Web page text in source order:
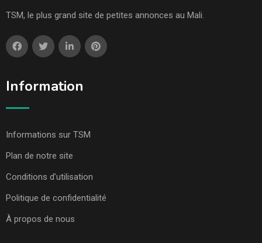
TSM, le plus grand site de petites annonces au Mali.
Information
Informations sur TSM
Plan de notre site
Conditions d’utilisation
Politique de confidentialité
À propos de nous